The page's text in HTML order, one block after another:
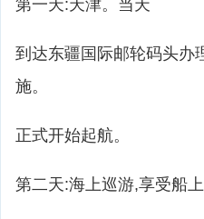
第一天:天津。当天
到达东疆国际邮轮码头办
施。
正式开始起航。
第二天:海上巡游,享受船